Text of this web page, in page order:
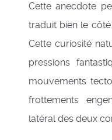
Cette anecdote
traduit bien le
Cette curiosité
pressions
mouvements
frottements
latéral des deux